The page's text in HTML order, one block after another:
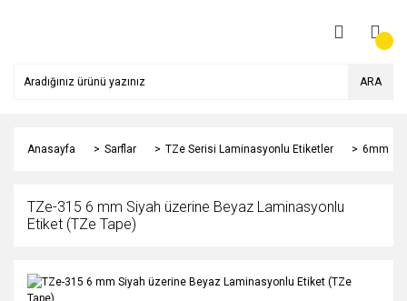
ARA
Anasayfa Sarflar TZe Serisi Laminasyonlu Etiketler 6mm
TZe-315 6 mm Siyah üzerine Beyaz Laminasyonlu
Etiket (TZe Tape)